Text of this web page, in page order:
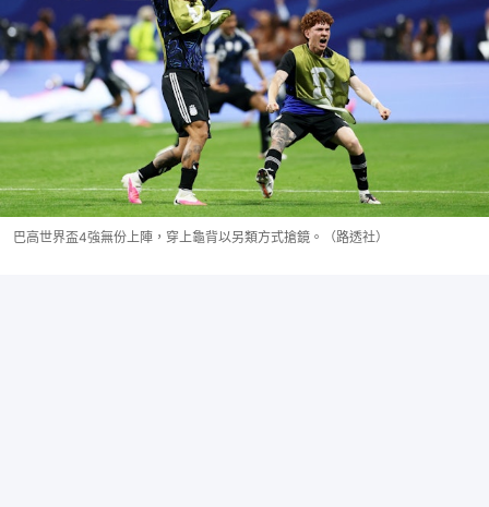
巴高世界盃4強無份上陣，穿上龜背以另類方式搶鏡。（路透社）